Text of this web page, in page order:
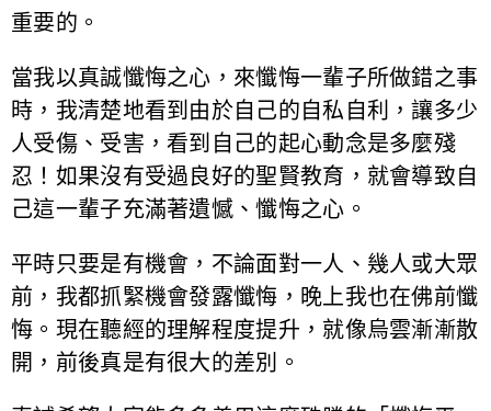
重要的。
當我以真誠懺悔之心，來懺悔一輩子所做錯之事
時，我清楚地看到由於自己的自私自利，讓多少
人受傷、受害，看到自己的起心動念是多麼殘
忍！如果沒有受過良好的聖賢教育，就會導致自
己這一輩子充滿著遺憾、懺悔之心。
平時只要是有機會，不論面對一人、幾人或大眾
前，我都抓緊機會發露懺悔，晚上我也在佛前懺
悔。現在聽經的理解程度提升，就像烏雲漸漸散
開，前後真是有很大的差別。